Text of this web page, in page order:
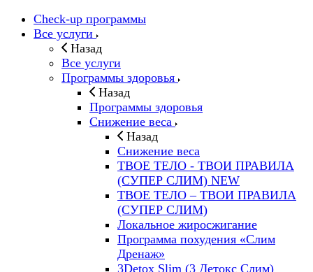
Check-up программы
Все услуги
Назад
Все услуги
Программы здоровья
Назад
Программы здоровья
Снижение веса
Назад
Снижение веса
ТВОЕ ТЕЛО - ТВОИ ПРАВИЛА
(СУПЕР СЛИМ) NEW
ТВОЕ ТЕЛО – ТВОИ ПРАВИЛА
(СУПЕР СЛИМ)
Локальное жиросжигание
Программа похудения «Слим
Дренаж»
3Detox Slim (3 Детокс Слим)